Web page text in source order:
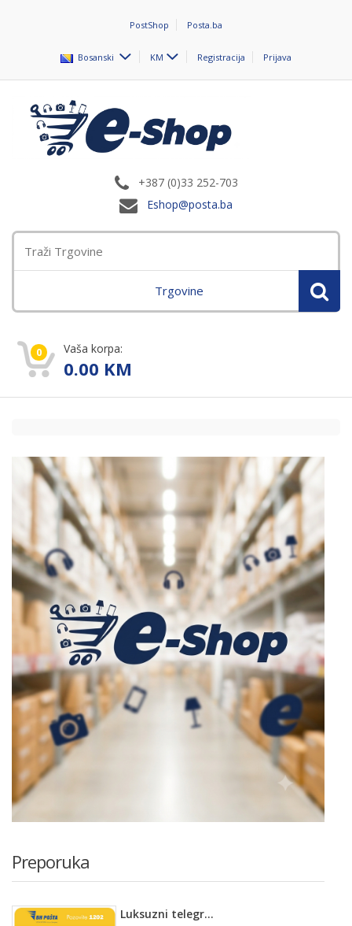
PostShop Posta.ba
Bosanski KM Registracija Prijava
+387 (0)33 252-703
Eshop@posta.ba
Trgovine
0 Vaša korpa:
0.00 KM
Preporuka
Luksuzni telegr...